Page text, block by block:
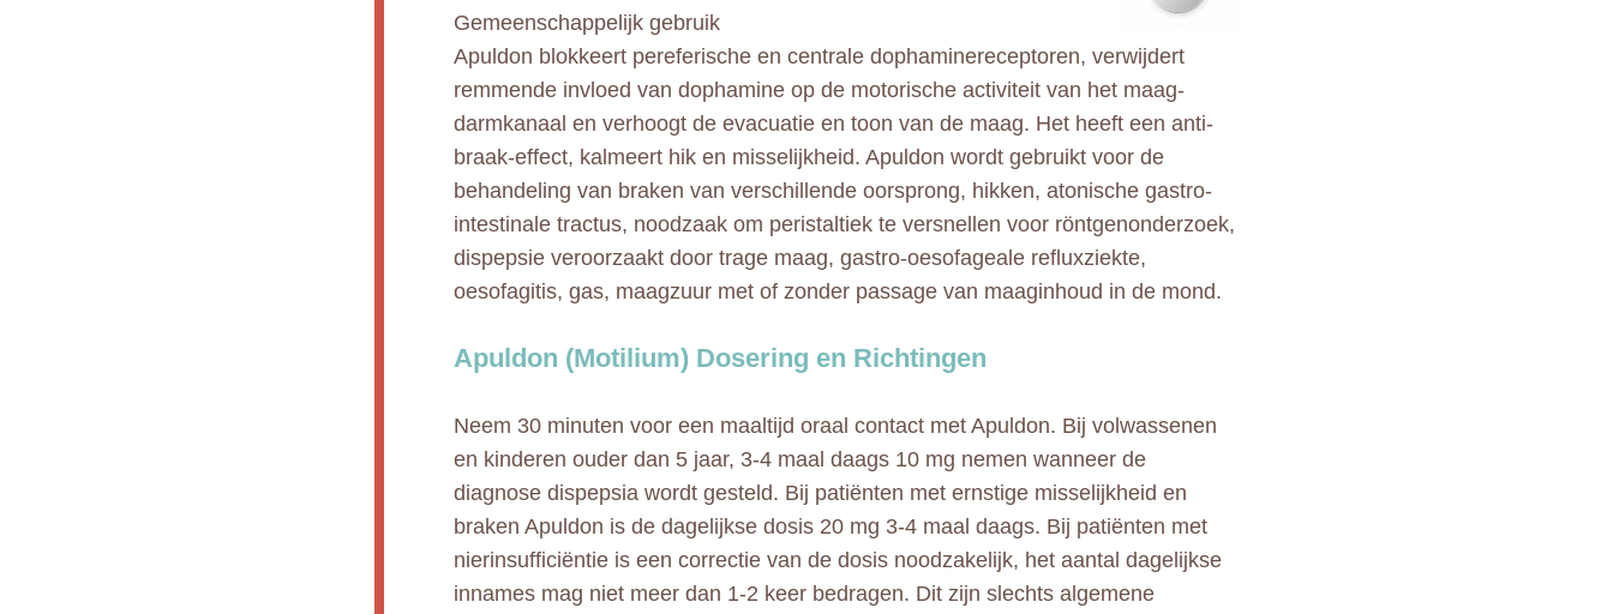
Gemeenschappelijk gebruik
Apuldon blokkeert pereferische en centrale dophaminereceptoren, verwijdert
remmende invloed van dophamine op de motorische activiteit van het maag-
darmkanaal en verhoogt de evacuatie en toon van de maag. Het heeft een anti-
braak-effect, kalmeert hik en misselijkheid. Apuldon wordt gebruikt voor de
behandeling van braken van verschillende oorsprong, hikken, atonische gastro-
intestinale tractus, noodzaak om peristaltiek te versnellen voor röntgenonderzoek,
dispepsie veroorzaakt door trage maag, gastro-oesofageale refluxziekte,
oesofagitis, gas, maagzuur met of zonder passage van maaginhoud in de mond.
Apuldon (Motilium) Dosering en Richtingen
Neem 30 minuten voor een maaltijd oraal contact met Apuldon. Bij volwassenen
en kinderen ouder dan 5 jaar, 3-4 maal daags 10 mg nemen wanneer de
diagnose dispepsia wordt gesteld. Bij patiënten met ernstige misselijkheid en
braken Apuldon is de dagelijkse dosis 20 mg 3-4 maal daags. Bij patiënten met
nierinsufficiëntie is een correctie van de dosis noodzakelijk, het aantal dagelijkse
innames mag niet meer dan 1-2 keer bedragen. Dit zijn slechts algemene